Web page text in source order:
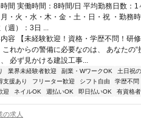
間 実働時間：8時間/日 平均勤務日数：
月・火・水・木・金・土・日・祝 ・勤務
週）：3日 ...
容 【未経験歓迎！資格・学歴不問！
これからの警備に必要なのは、 あなた
必ず見かける建設工事...
業界未経験者歓迎 副業・WワークOK 土日祝
支援あり
フリーター歓迎 シフト自由 学歴不問
迎
ネイルOK 週払いOK 即日払いOK 有資格
の求人